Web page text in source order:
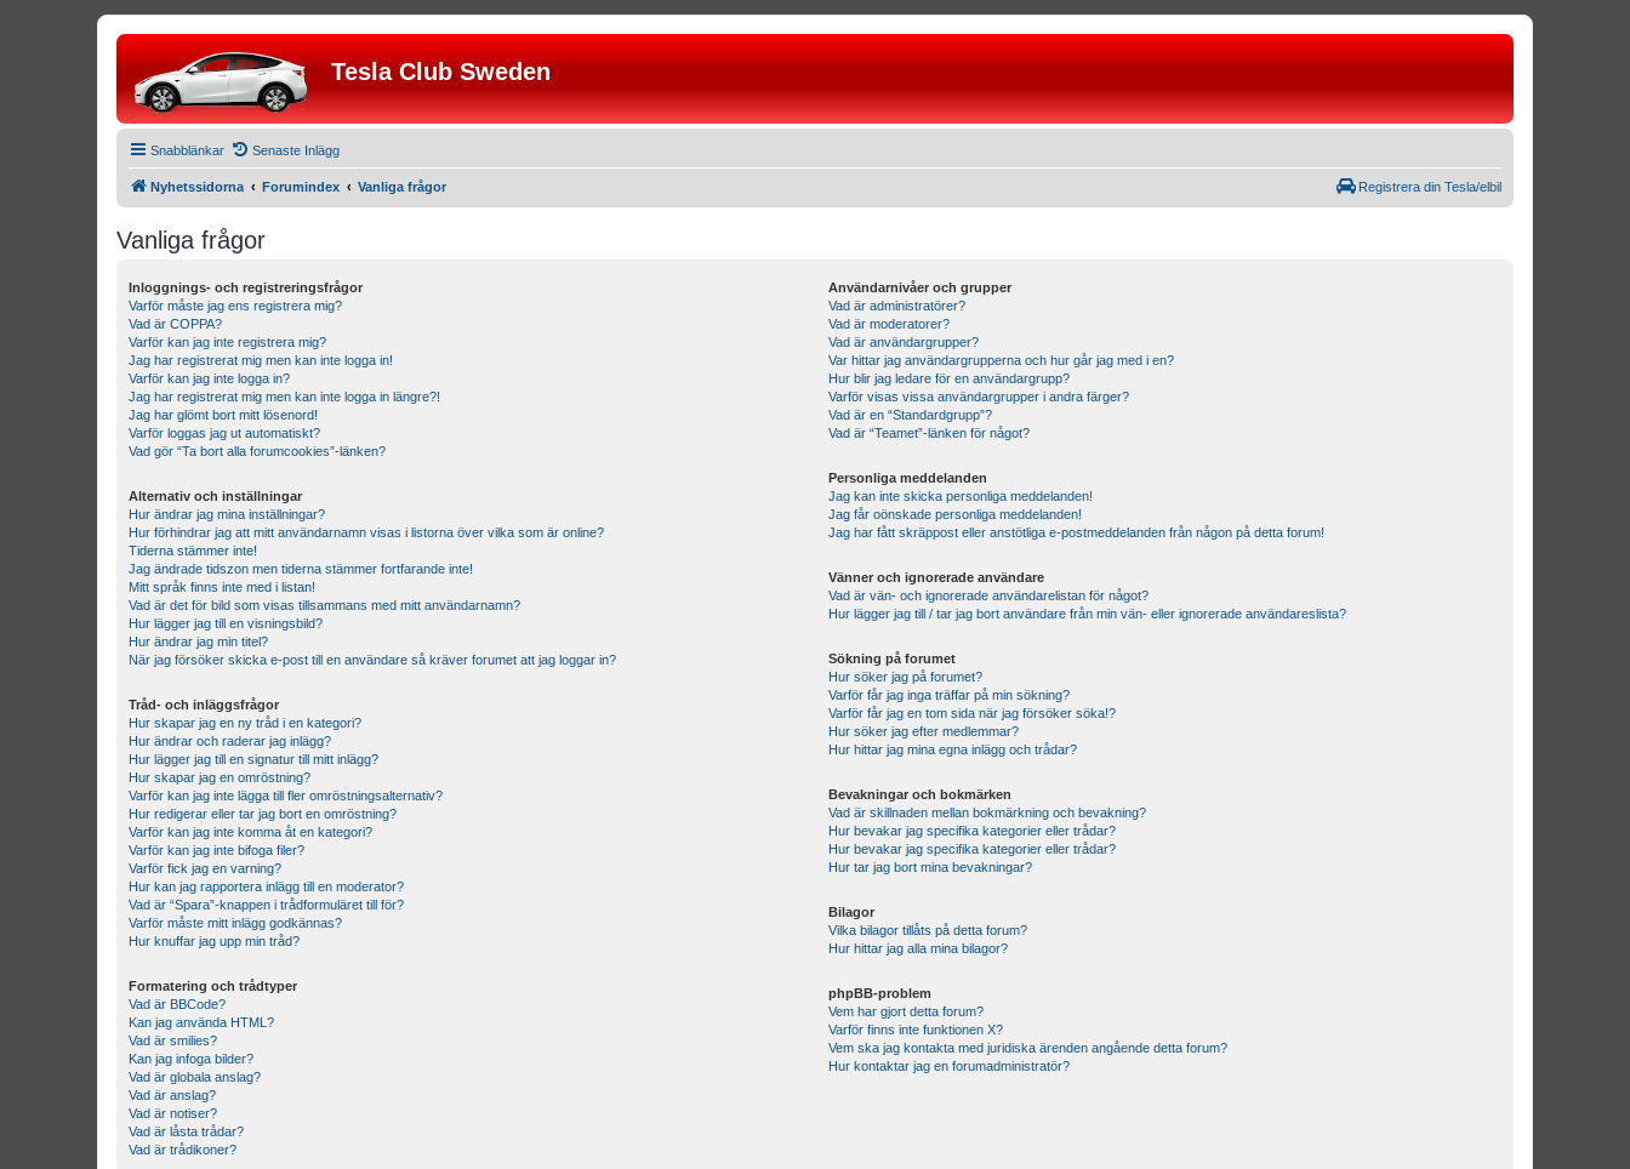
Tesla Club Sweden
Snabblänkar Senaste Inlägg
Nyhetssidorna Forumindex Vanliga frågor Registrera din Tesla/elbil
Vanliga frågor
Inloggnings- och registreringsfrågor
Varför måste jag ens registrera mig?
Vad är COPPA?
Varför kan jag inte registrera mig?
Jag har registrerat mig men kan inte logga in!
Varför kan jag inte logga in?
Jag har registrerat mig men kan inte logga in längre?!
Jag har glömt bort mitt lösenord!
Varför loggas jag ut automatiskt?
Vad gör “Ta bort alla forumcookies”-länken?
Alternativ och inställningar
Hur ändrar jag mina inställningar?
Hur förhindrar jag att mitt användarnamn visas i listorna över vilka som är online?
Tiderna stämmer inte!
Jag ändrade tidszon men tiderna stämmer fortfarande inte!
Mitt språk finns inte med i listan!
Vad är det för bild som visas tillsammans med mitt användarnamn?
Hur lägger jag till en visningsbild?
Hur ändrar jag min titel?
När jag försöker skicka e-post till en användare så kräver forumet att jag loggar in?
Tråd- och inläggsfrågor
Hur skapar jag en ny tråd i en kategori?
Hur ändrar och raderar jag inlägg?
Hur lägger jag till en signatur till mitt inlägg?
Hur skapar jag en omröstning?
Varför kan jag inte lägga till fler omröstningsalternativ?
Hur redigerar eller tar jag bort en omröstning?
Varför kan jag inte komma åt en kategori?
Varför kan jag inte bifoga filer?
Varför fick jag en varning?
Hur kan jag rapportera inlägg till en moderator?
Vad är “Spara”-knappen i trådformuläret till för?
Varför måste mitt inlägg godkännas?
Hur knuffar jag upp min tråd?
Formatering och trådtyper
Vad är BBCode?
Kan jag använda HTML?
Vad är smilies?
Kan jag infoga bilder?
Vad är globala anslag?
Vad är anslag?
Vad är notiser?
Vad är låsta trådar?
Vad är trådikoner?
Användarnivåer och grupper
Vad är administratörer?
Vad är moderatorer?
Vad är användargrupper?
Var hittar jag användargrupperna och hur går jag med i en?
Hur blir jag ledare för en användargrupp?
Varför visas vissa användargrupper i andra färger?
Vad är en “Standardgrupp”?
Vad är “Teamet”-länken för något?
Personliga meddelanden
Jag kan inte skicka personliga meddelanden!
Jag får oönskade personliga meddelanden!
Jag har fått skräppost eller anstötliga e-postmeddelanden från någon på detta forum!
Vänner och ignorerade användare
Vad är vän- och ignorerade användarelistan för något?
Hur lägger jag till / tar jag bort användare från min vän- eller ignorerade användareslista?
Sökning på forumet
Hur söker jag på forumet?
Varför får jag inga träffar på min sökning?
Varför får jag en tom sida när jag försöker söka!?
Hur söker jag efter medlemmar?
Hur hittar jag mina egna inlägg och trådar?
Bevakningar och bokmärken
Vad är skillnaden mellan bokmärkning och bevakning?
Hur bevakar jag specifika kategorier eller trådar?
Hur bevakar jag specifika kategorier eller trådar?
Hur tar jag bort mina bevakningar?
Bilagor
Vilka bilagor tillåts på detta forum?
Hur hittar jag alla mina bilagor?
phpBB-problem
Vem har gjort detta forum?
Varför finns inte funktionen X?
Vem ska jag kontakta med juridiska ärenden angående detta forum?
Hur kontaktar jag en forumadministratör?